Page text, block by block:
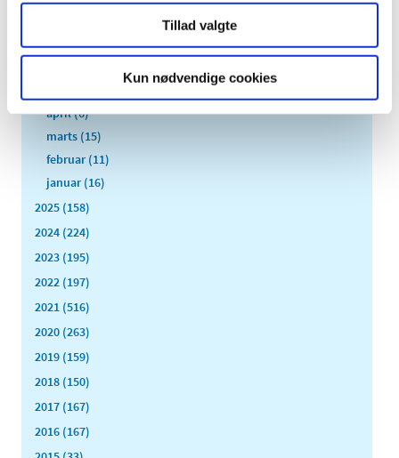
Tillad valgte
Kun nødvendige cookies
juli (13)
april (6)
marts (15)
februar (11)
januar (16)
2025 (158)
2024 (224)
2023 (195)
2022 (197)
2021 (516)
2020 (263)
2019 (159)
2018 (150)
2017 (167)
2016 (167)